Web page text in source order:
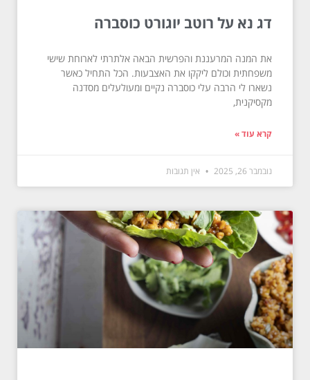
דג נא על רוטב יוגורט כוסברה
את המנה המרעננת והפרשית הבאה אלתרתי לארוחת שישי
משפחתית וכולם ליקקו את האצבעות. הכל התחיל כאשר
נשארו לי הרבה עלי כוסברה נקיים ומעולעלים מסדנה
מקסיקנית,
קרא עוד »
נובמבר 26, 2025 אין תגובות